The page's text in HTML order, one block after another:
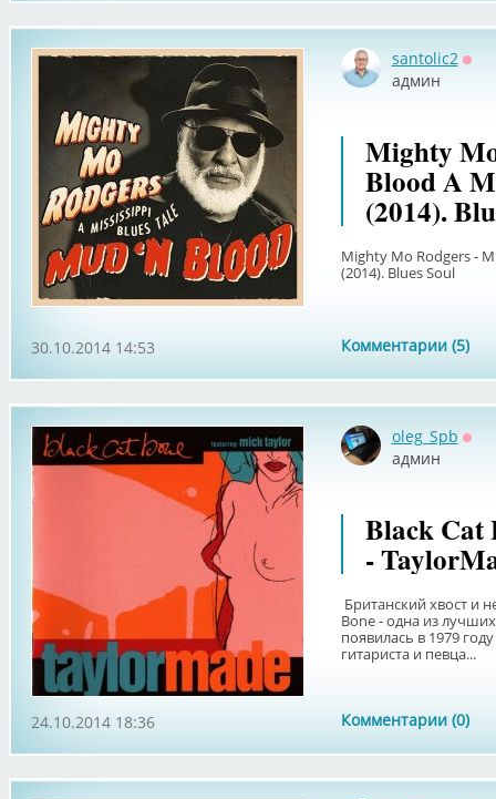
santolic2
админ
Mighty
Blood A
(2014).
Mighty Mo Rodgers -
(2014). Blues Soul
Комментарии (5)
30.10.2014 14:53
oleg_Spb
админ
Black Cat
-
Британский хвост и
Bone - одна из
появилась в 1979
гитариста и певца...
Комментарии (0)
24.10.2014 18:36